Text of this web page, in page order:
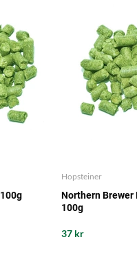
Hopsteiner
Northern Brewer
100g
37 kr